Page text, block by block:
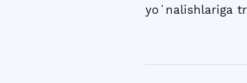
yoʻnalishlariga